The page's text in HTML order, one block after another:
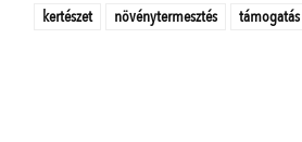
kertészet növénytermesztés támogatás